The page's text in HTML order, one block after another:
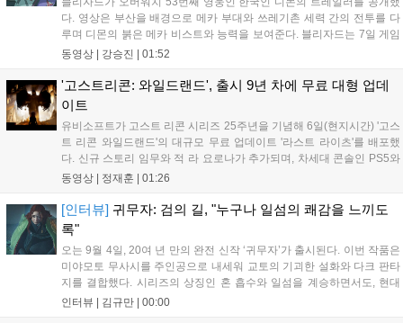
다. 영상은 부산을 배경으로 메카 부대와 쓰레기촌 세력 간의 전투를 다
루며 디몬의 붉은 메카 비스트와 능력을 보여준다. 블리자드는 7일 게임
플레이 영상 공개를 시작으로 10일 시즌4 트레일러를 선보이며, 11일 시
론의 대립이 본격화될 전망이다....
동영상 | 강승진 | 01:52
'고스트리콘: 와일드랜드', 출시 9년 차에 무료 대형 업데
이트
유비소프트가 고스트 리콘 시리즈 25주년을 기념해 6일(현지시간) '고스
트 리콘 와일드랜드'의 대규모 무료 업데이트 '라스트 라이츠'를 배포했
다. 신규 스토리 임무와 적 라 요로나가 추가되며, 차세대 콘솔인 PS5와
Xbox Series X|S에서 4K 60FPS를 지원한다. 또한 편의성 개선과 함께
리를 제공한다....
동영상 | 정재훈 | 01:26
[인터뷰] 귀무자: 검의 길, "누구나 일섬의 쾌감을 느끼도
록"
오는 9월 4일, 20여 년 만의 완전 신작 ‘귀무자’가 출시된다. 이번 작품은
미야모토 무사시를 주인공으로 내세워 교토의 기괴한 설화와 다크 판타
지를 결합했다. 시리즈의 상징인 혼 흡수와 일섬을 계승하면서도, 현대
적인 검극 액션과 '무너뜨리기 일섬'을 더해 전투의 깊이를 더했다. 개발
인터뷰 | 김규만 | 00:00